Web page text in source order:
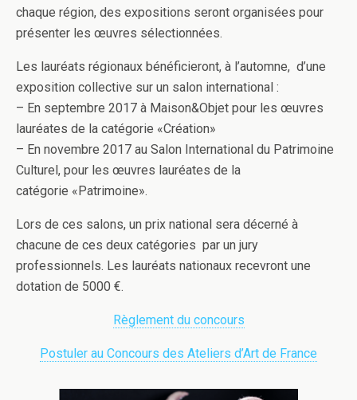
chaque région, des expositions seront organisées pour
présenter les œuvres sélectionnées.
Les lauréats régionaux bénéficieront, à l’automne, d’une
exposition collective sur un salon international :
– En septembre 2017 à Maison&Objet pour les œuvres
lauréates de la catégorie «Création»
– En novembre 2017 au Salon International du Patrimoine
Culturel, pour les œuvres lauréates de la
catégorie «Patrimoine».
Lors de ces salons, un prix national sera décerné à
chacune de ces deux catégories par un jury
professionnels. Les lauréats nationaux recevront une
dotation de 5000 €.
Règlement du concours
Postuler au Concours des Ateliers d’Art de France